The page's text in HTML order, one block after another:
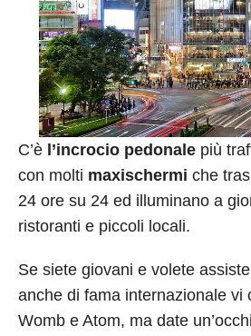
C’è l’incrocio pedonale più
con molti maxischermi che
24 ore su 24 ed illuminano a
ristoranti e piccoli locali.
Se siete giovani e volete
anche di fama internazionale vi
Womb e Atom, ma date